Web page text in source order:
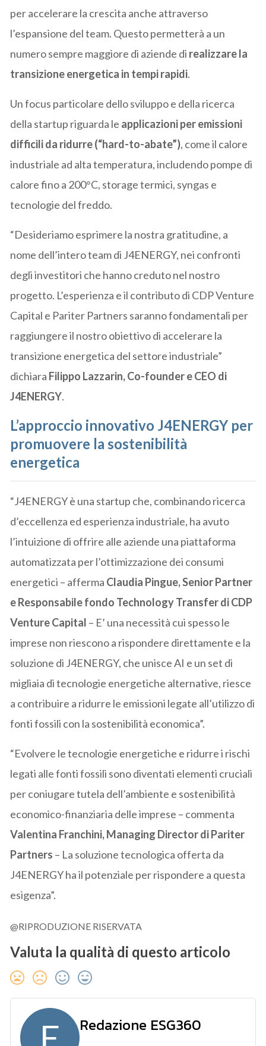
per accelerare la crescita anche attraverso
l’espansione del team. Questo permetterà a un
numero sempre maggiore di aziende di realizzare la
transizione energetica in tempi rapidi.
Un focus particolare dello sviluppo e della ricerca
della startup riguarda le applicazioni per emissioni
difficili da ridurre (“hard-to-abate”), come il calore
industriale ad alta temperatura, includendo pompe di
calore fino a 200°C, storage termici, syngas e
tecnologie del freddo.
“Desideriamo esprimere la nostra gratitudine, a
nome dell’intero team di J4ENERGY, nei confronti
degli investitori che hanno creduto nel nostro
progetto. L’esperienza e il contributo di CDP Venture
Capital e Pariter Partners saranno fondamentali per
raggiungere il nostro obiettivo di accelerare la
transizione energetica del settore industriale”
dichiara Filippo Lazzarin, Co-founder e CEO di
J4ENERGY.
L’approccio innovativo J4ENERGY per
promuovere la sostenibilità
energetica
“J4ENERGY è una startup che, combinando ricerca
d’eccellenza ed esperienza industriale, ha avuto
l’intuizione di offrire alle aziende una piattaforma
automatizzata per l’ottimizzazione dei consumi
energetici – afferma Claudia Pingue, Senior Partner
e Responsabile fondo Technology Transfer di CDP
Venture Capital – E’ una necessità cui spesso le
imprese non riescono a rispondere direttamente e la
soluzione di J4ENERGY, che unisce AI e un set di
migliaia di tecnologie energetiche alternative, riesce
a contribuire a ridurre le emissioni legate all’utilizzo di
fonti fossili con la sostenibilità economica”.
“Evolvere le tecnologie energetiche e ridurre i rischi
legati alle fonti fossili sono diventati elementi cruciali
per coniugare tutela dell’ambiente e sostenibilità
economico-finanziaria delle imprese – commenta
Valentina Franchini, Managing Director di Pariter
Partners – La soluzione tecnologica offerta da
J4ENERGY ha il potenziale per rispondere a questa
esigenza”.
@RIPRODUZIONE RISERVATA
Valuta la qualità di questo articolo
Redazione ESG360